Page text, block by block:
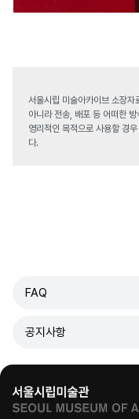
서울시립 미술아카이브 소장
아니라 전송, 배포 등 어떠한
영리적인 목적으로 사용할 경
다.
FAQ
공지사항